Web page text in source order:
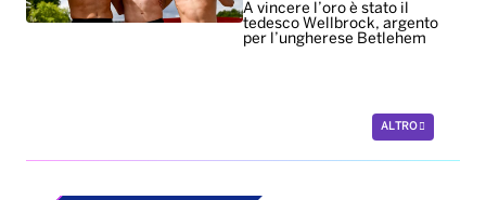
A vincere l’oro è stato il
tedesco Wellbrock, argento
per l’ungherese Betlehem
ALTRO